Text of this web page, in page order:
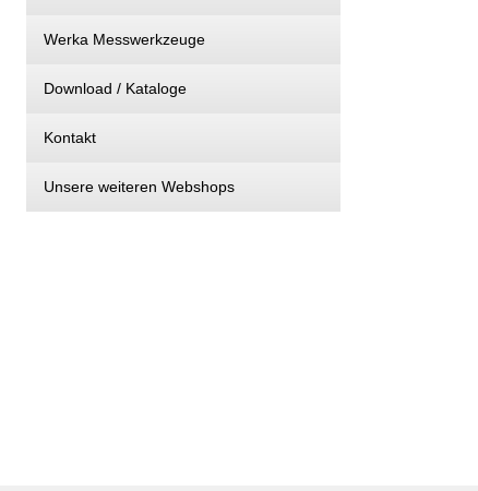
Werka Messwerkzeuge
Download / Kataloge
Kontakt
Unsere weiteren Webshops